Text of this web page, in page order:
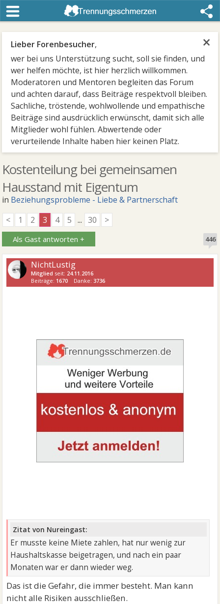
×
Lieber Forenbesucher,
wer bei uns Unterstützung sucht, soll sie finden, und
wer helfen möchte, ist hier herzlich willkommen.
Moderatoren und Mentoren begleiten das Forum
und achten darauf, dass Beiträge respektvoll bleiben.
Sachliche, tröstende, wohlwollende und empathische
Beiträge sind ausdrücklich erwünscht, damit sich alle
Mitglieder wohl fühlen. Abwertende oder
verurteilende Inhalte haben hier keinen Platz.
Kostenteilung bei gemeinsamen
Hausstand mit Eigentum
in Beziehungsprobleme - Liebe & Partnerschaft
<
1 2 3 4 5 ... 30 >
Als Gast antworten + 446
NichtLustig
Mitglied seit: 24.11.2016
Beiträge: 1670 Danke:3736
Zitat von Nureingast:
Er musste keine Miete zahlen, hat nur wenig zur
Haushaltskasse beigetragen, und nach ein paar
Monaten war er dann wieder weg.
Das ist die Gefahr, die immer besteht. Man kann
nicht alle Risiken ausschließen.